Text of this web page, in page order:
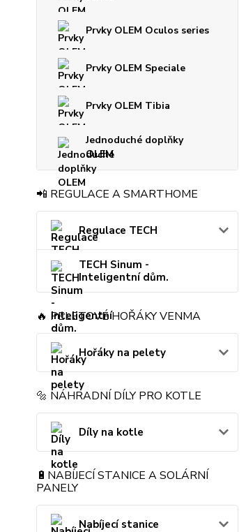
Prvky OLEM Oculos series
Prvky OLEM Speciale
Prvky OLEM Tibia
Jednoduché doplňky
OLEM
📲 REGULACE A SMARTHOME
Regulace TECH
TECH Sinum -
Inteligentní dům.
🔥 PELETOVÉ HOŘÁKY VENMA
Hořáky na pelety
🔩 NÁHRADNÍ DÍLY PRO KOTLE
Díly na kotle
🔋NABÍJECÍ STANICE A SOLÁRNÍ
PANELY
Nabíjecí stanice